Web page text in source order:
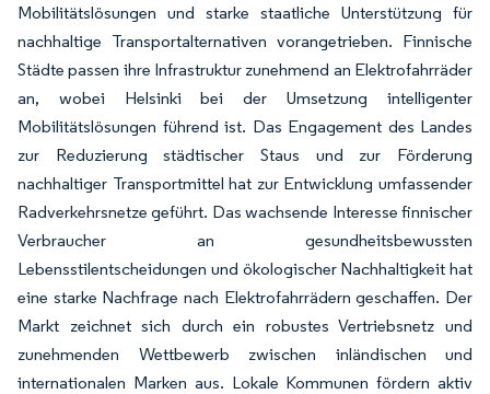
Mobilitätslösungen und starke staatliche Unterstützung für
nachhaltige Transportalternativen vorangetrieben. Finnische
Städte passen ihre Infrastruktur zunehmend an Elektrofahrräder
an, wobei Helsinki bei der Umsetzung intelligenter
Mobilitätslösungen führend ist. Das Engagement des Landes
zur Reduzierung städtischer Staus und zur Förderung
nachhaltiger Transportmittel hat zur Entwicklung umfassender
Radverkehrsnetze geführt. Das wachsende Interesse finnischer
Verbraucher an gesundheitsbewussten
Lebensstilentscheidungen und ökologischer Nachhaltigkeit hat
eine starke Nachfrage nach Elektrofahrrädern geschaffen. Der
Markt zeichnet sich durch ein robustes Vertriebsnetz und
zunehmenden Wettbewerb zwischen inländischen und
internationalen Marken aus. Lokale Kommunen fördern aktiv